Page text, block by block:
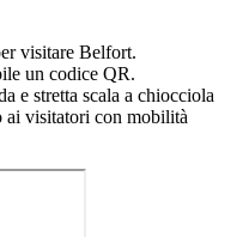
visitare Belfort.
un codice QR.
e stretta scala a chiocciola
ai visitatori con mobilità